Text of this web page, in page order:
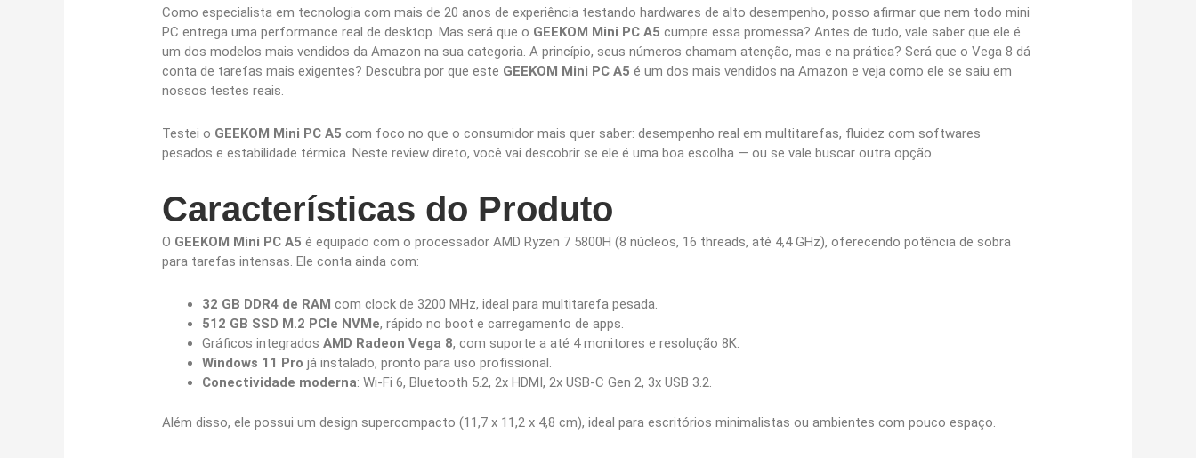
Como especialista em tecnologia com mais de 20 anos de experiência testando hardwares de alto desempenho, posso afirmar que nem todo mini
PC entrega uma performance real de desktop. Mas será que o GEEKOM Mini PC A5 cumpre essa promessa? Antes de tudo, vale saber que ele é
um dos modelos mais vendidos da Amazon na sua categoria. A princípio, seus números chamam atenção, mas e na prática? Será que o Vega 8 dá
conta de tarefas mais exigentes? Descubra por que este GEEKOM Mini PC A5 é um dos mais vendidos na Amazon e veja como ele se saiu em
nossos testes reais.
Testei o GEEKOM Mini PC A5 com foco no que o consumidor mais quer saber: desempenho real em multitarefas, fluidez com softwares
pesados e estabilidade térmica. Neste review direto, você vai descobrir se ele é uma boa escolha — ou se vale buscar outra opção.
Características do Produto
O GEEKOM Mini PC A5 é equipado com o processador AMD Ryzen 7 5800H (8 núcleos, 16 threads, até 4,4 GHz), oferecendo potência de sobra
para tarefas intensas. Ele conta ainda com:
32 GB DDR4 de RAM com clock de 3200 MHz, ideal para multitarefa pesada.
512 GB SSD M.2 PCIe NVMe, rápido no boot e carregamento de apps.
Gráficos integradosAMD Radeon Vega 8, com suporte a até 4 monitores e resolução 8K.
Windows 11 Pro já instalado, pronto para uso profissional.
Conectividade moderna: Wi-Fi 6, Bluetooth 5.2, 2x HDMI, 2x USB-C Gen 2, 3x USB 3.2.
Além disso, ele possui um design supercompacto (11,7 x 11,2 x 4,8 cm), ideal para escritórios minimalistas ou ambientes com pouco espaço.